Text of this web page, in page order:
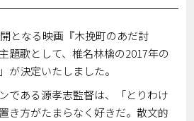
となる映画『木挽町のあだ討
題歌として、椎名林檎の2017年の
が決定いたしました。
である源孝志監督は、「とりわけ
き方がたまらなく好きだ。散文的